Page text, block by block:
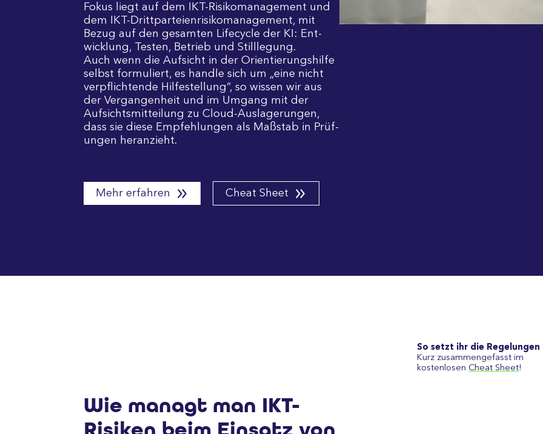
Fokus liegt auf dem IKT-Risiko­manage­ment und
dem IKT-Dritt­parteien­risiko­manage­ment, mit
Bezug auf den gesam­ten Life­cycle der KI: Ent­
wick­lung, Testen, Betrieb und Still­legung.
Auch wenn die Aufsicht in der Orien­tierungs­hilfe
selbst formuliert, es handle sich um „eine nicht
ver­pflich­tende Hilfe­stellung“, so wissen wir aus
der Ver­gangen­heit und im Um­gang mit der
Aufsichts­mitteilung zu Cloud-Aus­la­ge­rungen,
dass sie diese Empfeh­lungen als Maß­stab in Prüf­
un­gen heran­zieht.
Mehr erfahren Cheat Sheet
Wie managt man IKT-
So setzt ihr die Regelungen
Kurz zusammengefasst im
kostenlosen Cheat Sheet!